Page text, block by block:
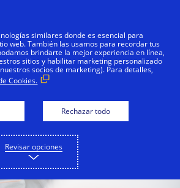
similares donde es esencial para
web. También las usamos para recordar tus
brindarte la mejor experiencia en línea,
sitios y habilitar marketing personalizado
socios de marketing). Para detalles,
Cookies.
Rechazar todo
Revisar opciones